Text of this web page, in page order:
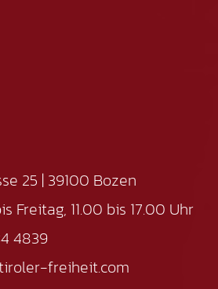
25 | 39100 Bozen
Freitag, 11.00 bis 17.00 Uhr
4839
freiheit.com